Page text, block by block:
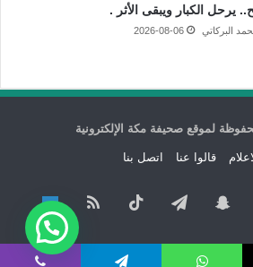
يرحل الكبار ويبقى الأثر .
البركاتي 2026-08-06
لموقع صحيفة مكة الإلكترونية
قالوا عنا اتصل بنا
انستقرامسناب
تشات
تيلقرام ‫TikTok ملخص
الموقع